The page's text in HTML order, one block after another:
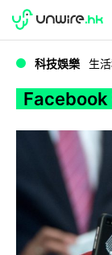
WWDC 2026
科技娛樂 生
Facebook